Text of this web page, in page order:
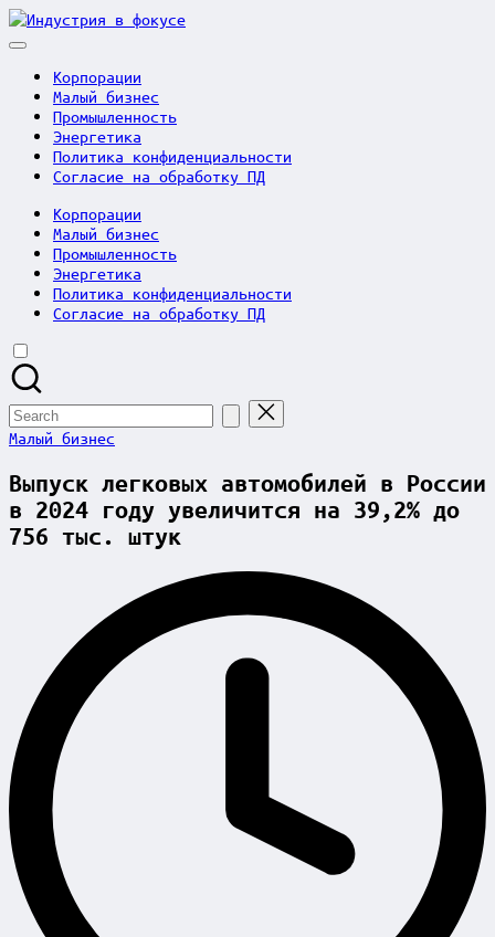
Skip
to
Индустрия
Корпорации
Малый бизнес
Промышленность
Энергетика
Политика конфиденциальности
Согласие на обработку ПД
Корпорации
Малый бизнес
Промышленность
Энергетика
Политика конфиденциальности
Согласие на обработку ПД
Search
for:
Posted
Малый бизнес
Выпуск легковых автомобилей в России
в 2024 году увеличится на 39,2% до
756 тыс. штук